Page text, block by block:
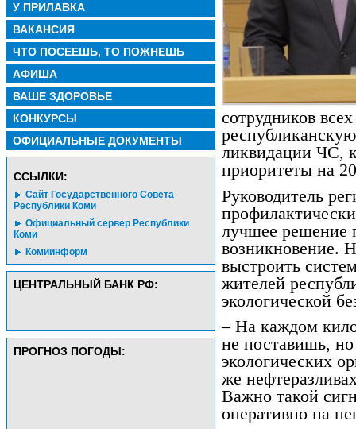
У ПРИЛАВКА
ВАКАНСИЯ
ЧТО ПОСЕЕШЬ, ТО ПОЖНЕШЬ
АФИША
ВАШЕ ЗДОРОВЬЕ
КОНКУРСЫ
ОФИЦИАЛЬНЫЕ ДОКУМЕНТЫ
CСЫЛКИ:
Сайт Государственного Совета
Республики Коми
Официальный сервер Республики
Коми
Комиинформ
ЦЕНТРАЛЬНЫЙ БАНК РФ:
ПРОГНОЗ ПОГОДЫ:
сотрудников
ликвидации ЧС,
приоритеты на
Руководитель
лучшее решение
возникновение.
выстроить
жителей
экологической
– На каждом
не поставишь,
экологических
же
Важно такой
оперативно на